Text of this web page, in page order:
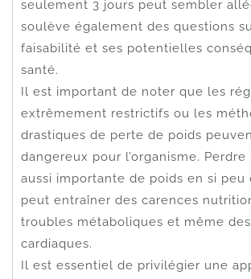
seulement 3 jours peut sembler
soulève également des questions
faisabilité et ses potentielles
santé.
Il est important de noter que les
extrêmement restrictifs ou les
drastiques de perte de poids
dangereux pour l’organisme.
aussi importante de poids en si peu
peut entraîner des carences
troubles métaboliques et même
cardiaques.
Il est essentiel de privilégier une